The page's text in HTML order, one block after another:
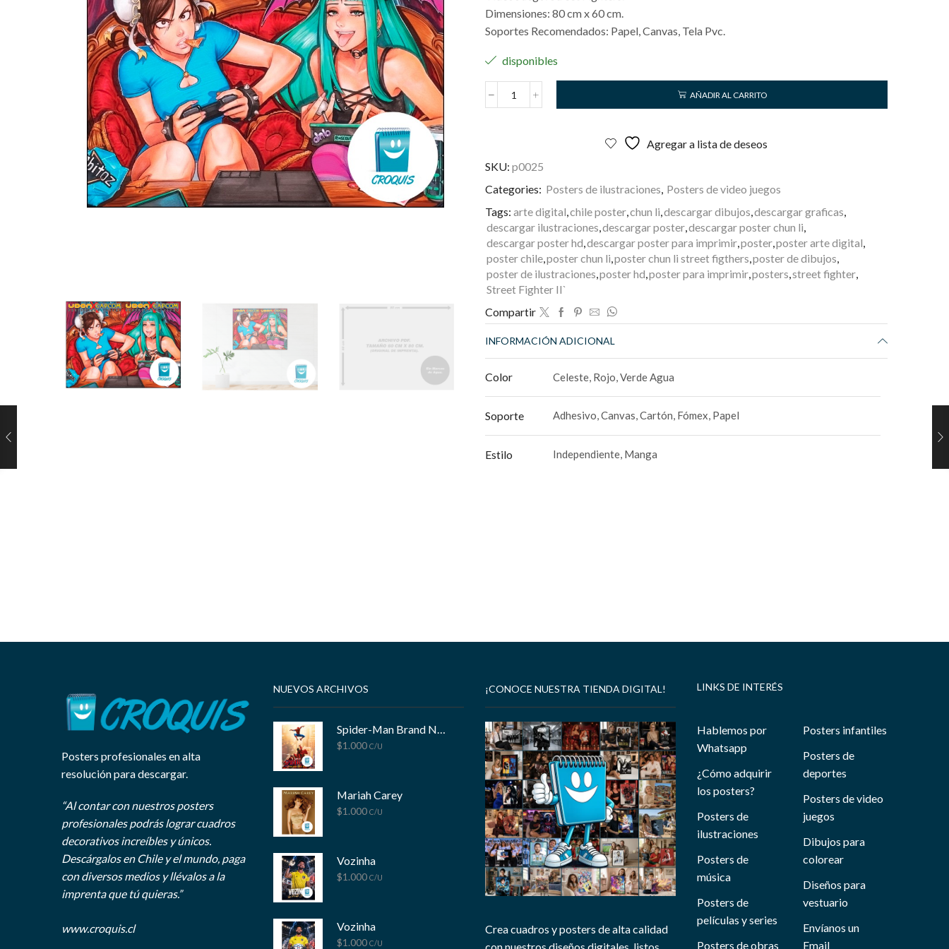
Dimensiones: 80 cm x 60 cm.
Soportes Recomendados: Papel, Canvas, Tela Pvc.
disponibles
Chun-
AÑADIR AL CARRITO
Agregar a lista de deseos
SKU: p0025
Categories: Posters de ilustraciones, Posters de video juegos
Tags: arte digital,chile poster,chun li,descargar dibujos,descargar graficas,
descargar ilustraciones,descargar poster,descargar poster chun li,
descargar poster hd,descargar poster para imprimir,poster,poster arte digital,
poster chile,poster chun li,poster chun li street figthers,poster de dibujos,
poster de ilustraciones,poster hd,poster para imprimir,posters,street fighter,
Street Fighter II`
Compartir
INFORMACIÓN ADICIONAL
Color Celeste, Rojo, Verde Agua
Soporte Adhesivo, Canvas, Cartón, Fómex, Papel
Estilo Independiente, Manga
Posters profesionales en alta
resolución para descargar.
“Al contar con nuestros posters
profesionales podrás lograr cuadros
decorativos increíbles y únicos.
Descárgalos en Chile y el mundo, paga
con diversos medios y llévalos a la
imprenta que tú quieras.”
www.croquis.cl
NUEVOS ARCHIVOS
Spider-Man Brand New Day
$1.000 C/U
Mariah Carey
$1.000 C/U
Vozinha
$1.000 C/U
Vozinha
$1.000 C/U
¡CONOCE NUESTRA TIENDA DIGITAL!
Crea cuadros y posters de alta calidad
LINKS DE INTERÉS
Hablemos por
Whatsapp
¿Cómo adquirir
los posters?
Posters de
ilustraciones
Posters de
música
Posters de
películas y series
Posters de obras
Posters infantiles
Posters de
deportes
Posters de video
juegos
Dibujos para
colorear
Diseños para
vestuario
Envíanos un
Email